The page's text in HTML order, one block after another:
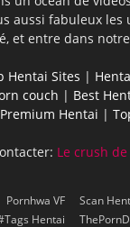
aussi fabuleux
et entre dans
Hentai Sites |
couch | Best
Premium Hentai |
Le crush
Pornhwa VF Scan
Hentai